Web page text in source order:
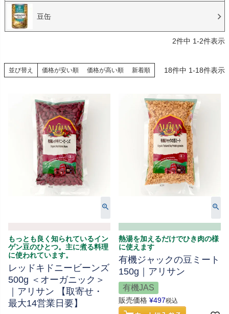
豆缶
2件中 1-2件表示
並び替え 価格が安い順 価格が高い順 新着順 18件中 1-18件表示
もっとも良く知られているイン
ゲン豆のひとつ。主に煮る料理
に使われています。
レッドキドニービーンズ
500g ＜オーガニック＞
｜アリサン 【取寄せ・
最大14営業日要】
熱湯を加えるだけでひき肉の様
に使えます
有機ジャックの豆ミート
150g｜アリサン
有機JAS
販売価格 ¥497税込